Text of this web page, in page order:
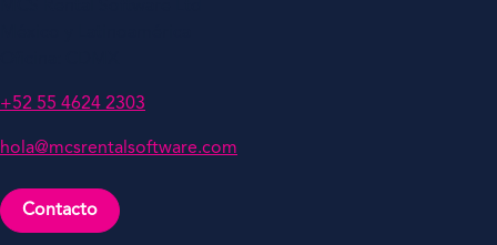
+52 55 4624 2303
hola@mcsrentalsoftware.com
Contacto